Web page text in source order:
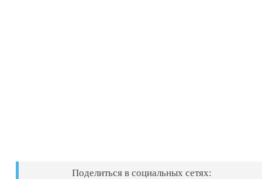
Поделиться в социальных сетях: